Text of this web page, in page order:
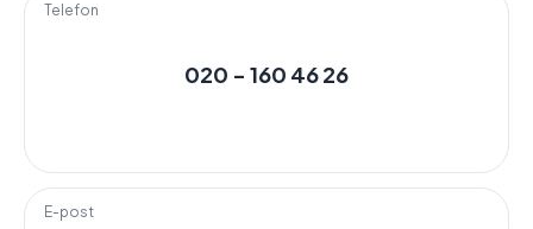
Telefon
020 - 160 46 26
E-post